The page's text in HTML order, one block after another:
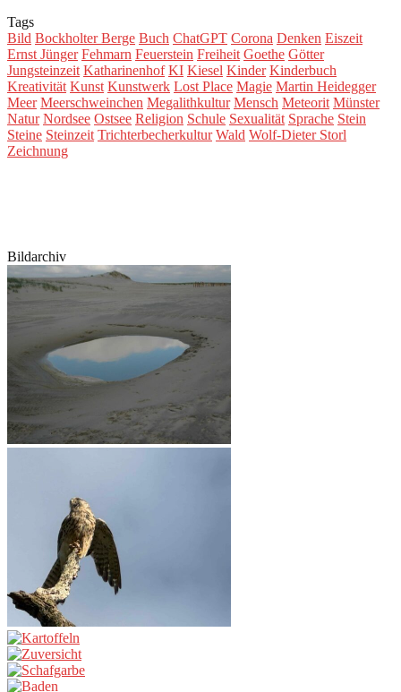
Tags
Bild Bockholter Berge Buch ChatGPT Corona Denken Eiszeit
Ernst Jünger Fehmarn Feuerstein Freiheit Goethe Götter
Jungsteinzeit Katharinenhof KI Kiesel Kinder Kinderbuch
Kreativität Kunst Kunstwerk Lost Place Magie Martin Heidegger
Meer Meerschweinchen Megalithkultur Mensch Meteorit Münster
Natur Nordsee Ostsee Religion Schule Sexualität Sprache Stein
Steine Steinzeit Trichterbecherkultur Wald Wolf-Dieter Storl
Zeichnung
Bildarchiv